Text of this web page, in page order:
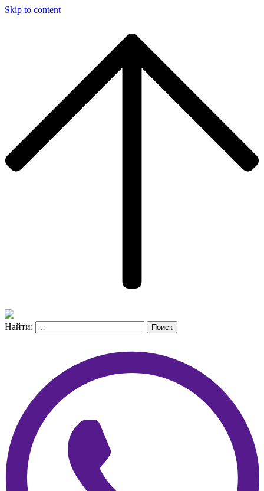
Skip to content
Найти: Поиск